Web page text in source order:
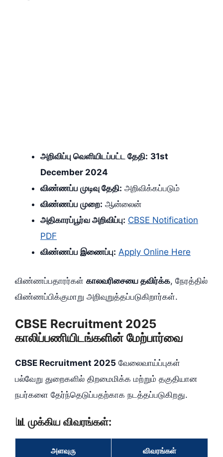
அறிவிப்பு வெளியிடப்பட்ட தேதி: 31st
December 2024
விண்ணப்ப முடிவு தேதி: அறிவிக்கப்படும்
விண்ணப்ப முறை: ஆன்லைன்
அதிகாரப்பூர்வ அறிவிப்பு: CBSE Notification
PDF
விண்ணப்ப இணைப்பு: Apply Online Here
விண்ணப்பதாரர்கள் காலவரிசையை தவிர்க்க, நேரத்தில்
விண்ணப்பிக்குமாறு அறிவுறுத்தப்படுகிறார்கள்.
CBSE Recruitment 2025
காலிப்பணியிடங்களின் மேற்பார்வை
CBSE Recruitment 2025 வேலைவாய்ப்புகள்
பல்வேறு துறைகளில் திறமைமிக்க மற்றும் தகுதியான
நபர்களை தேர்ந்தெடுப்பதற்காக நடத்தப்படுகிறது.
📊 முக்கிய விவரங்கள்:
அளவுரு விவரங்கள்